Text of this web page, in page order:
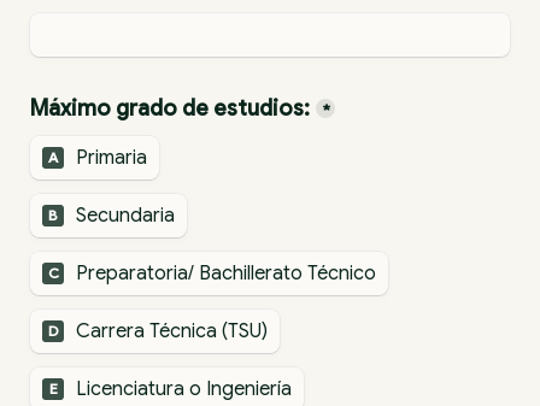
Máximo grado de estudios: *
A Primaria
B Secundaria
C Preparatoria/ Bachillerato Técnico
D Carrera Técnica (TSU)
E Licenciatura o Ingeniería